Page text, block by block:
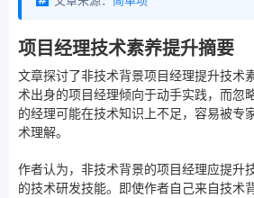
项目经理技术素养提升摘要
文章探讨了非技术背景项目经理提升技术
术出身的项目经理倾向于动手实践，而忽
的经理可能在技术知识上不足，容易被专
术理解。
作者认为，非技术背景的项目经理应提升
的技术研发技能。即使作者自己来自技术